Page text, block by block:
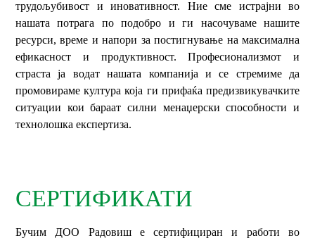
трудољубивост и иновативност. Ние сме истрајни во
нашата потрага по подобро и ги насочуваме нашите
ресурси, време и напори за постигнување на максимална
ефикасност и продуктивност. Професионализмот и
страста ја водат нашата компанија и се стремиме да
промовираме култура која ги прифаќа предизвикувачките
ситуации кои бараат силни менаџерски способности и
технолошка експертиза.
СЕРТИФИКАТИ
Бучим ДОО Радовиш е сертифициран и работи во